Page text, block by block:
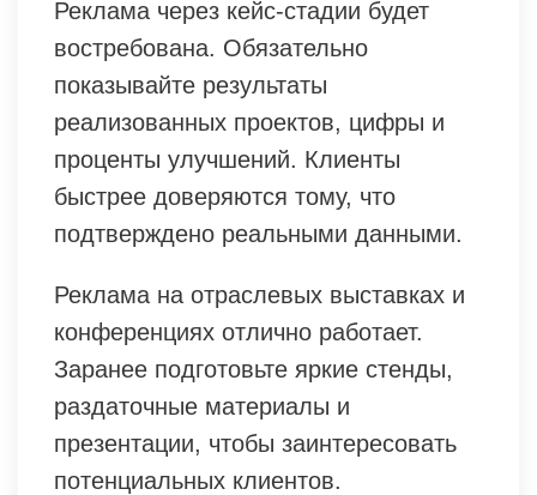
Реклама через кейс-стадии будет
востребована. Обязательно
показывайте результаты
реализованных проектов, цифры и
проценты улучшений. Клиенты
быстрее доверяются тому, что
подтверждено реальными данными.
Реклама на отраслевых выставках и
конференциях отлично работает.
Заранее подготовьте яркие стенды,
раздаточные материалы и
презентации, чтобы заинтересовать
потенциальных клиентов.